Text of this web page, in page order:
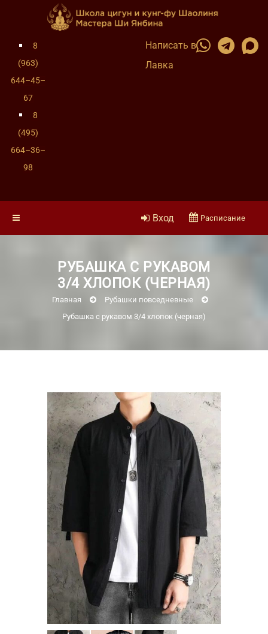
8
(963)
644–45–
67
8
(495)
664–36–
98
Написать в
Лавка
Вход Расписание
РУБАШКА С РУКАВОМ
3/4 ХЛОПОК (ЧЕРНАЯ)
Главная
Рубашки повседневные
Рубашка с рукавом 3/4 хлопок (черная)